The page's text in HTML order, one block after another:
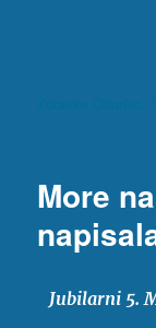
More
Jubilarni 5.